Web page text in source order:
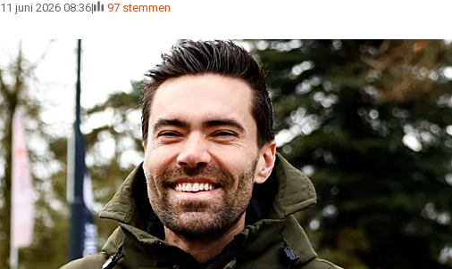
11 juni 2026 08:36 97 stemmen